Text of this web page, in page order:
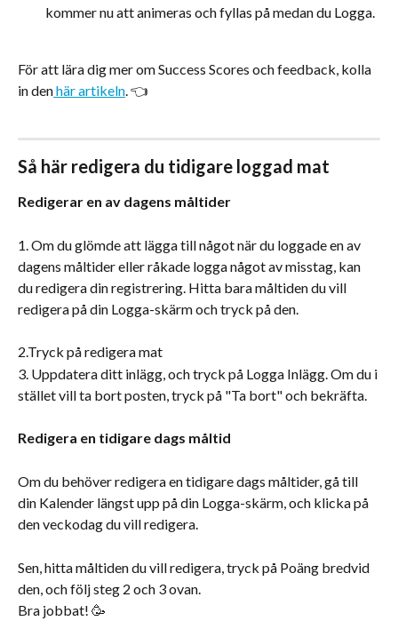
kommer nu att animeras och fyllas på medan du Logga.
​För att lära dig mer om Success Scores och feedback, kolla
in den här artikeln. 👈
Så här redigera du tidigare loggad mat
Redigerar en av dagens måltider
1. Om du glömde att lägga till något när du loggade en av
dagens måltider eller råkade logga något av misstag, kan
du redigera din registrering. Hitta bara måltiden du vill
redigera på din Logga-skärm och tryck på den.
2.Tryck på redigera mat
3. Uppdatera ditt inlägg, och tryck på Logga Inlägg. Om du i
stället vill ta bort posten, tryck på "Ta bort" och bekräfta.
Redigera en tidigare dags måltid
Om du behöver redigera en tidigare dags måltider, gå till
din Kalender längst upp på din Logga-skärm, och klicka på
den veckodag du vill redigera.
Sen, hitta måltiden du vill redigera, tryck på Poäng bredvid
den, och följ steg 2 och 3 ovan.
Bra jobbat! 🥳